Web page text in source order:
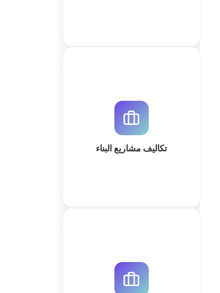
تكاليف مشاريع البناء
مشاريع البناء. تتبع الميزانيات
والمستخلصات وأوامر التغيير بدقة
متناهية عبر مساحة عمل مخصصة يتم
إنشاؤها باستخدام الذكاء الاصطناعي.
بتوليد مساحة عمل مخصصة بالذكاء
الاصطناعي لتتبع الموارد والتقدم بدقة.